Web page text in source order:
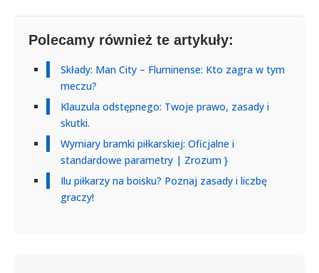
Polecamy również te artykuły:
Składy: Man City – Fluminense: Kto zagra w tym
meczu?
Klauzula odstępnego: Twoje prawo, zasady i
skutki.
Wymiary bramki piłkarskiej: Oficjalne i
standardowe parametry | Zrozum }
Ilu piłkarzy na boisku? Poznaj zasady i liczbę
graczy!